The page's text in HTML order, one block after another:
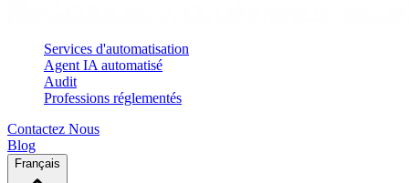
Services d'automatisation
Agent IA automatisé
Audit
Professions réglementés
Contactez Nous
Blog
Français